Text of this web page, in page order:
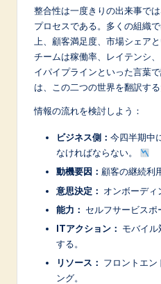
整合性は一度きりの出来事で
プロセスである。多くの組織
上、顧客満足度、市場シェア
チームは稼働率、レイテンシ
イパイプラインといった言葉
は、この二つの世界を翻訳す
情報の流れを検討しよう：
ビジネス側： 今四半期中
なければならない。
動機要因： 顧客の継続利
意思決定： オンボーディ
能力： セルフサービスポ
ITアクション： モバイ
する。
リソース： フロントエン
ング。